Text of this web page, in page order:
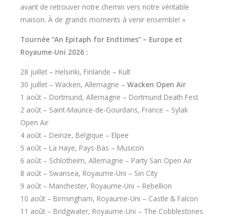
avant de retrouver notre chemin vers notre véritable
maison. À de grands moments à venir ensemble! »
Tournée “An Epitaph for Endtimes” – Europe et
Royaume-Uni 2026 :
28 juillet – Helsinki, Finlande – Kult
30 juillet – Wacken, Allemagne – Wacken Open Air
1 août – Dortmund, Allemagne – Dortmund Death Fest
2 août – Saint-Maurice-de-Gourdans, France – Sylak
Open Air
4 août – Deinze, Belgique – Elpee
5 août – La Haye, Pays-Bas – Musicon
6 août – Schlotheim, Allemagne – Party San Open Air
8 août – Swansea, Royaume-Uni – Sin City
9 août – Manchester, Royaume-Uni – Rebellion
10 août – Birmingham, Royaume-Uni – Castle & Falcon
11 août – Bridgwater, Royaume-Uni – The Cobblestones